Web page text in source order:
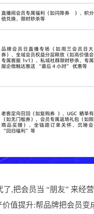
了,把会员当 “朋友” 来经
值提升:帮品牌把会员